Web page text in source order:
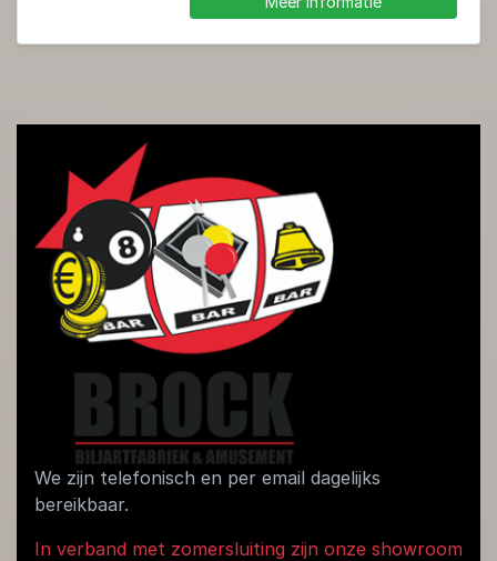
We zijn telefonisch en per email dagelijks
bereikbaar.
In verband met zomersluiting zijn onze showroom